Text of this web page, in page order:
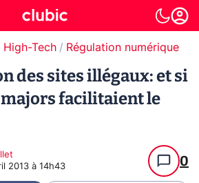
Tech Régulation numérique
des sites illégaux: et si
majors facilitaient le
2013 à 14h43 0